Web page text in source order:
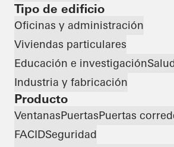
Tipo de edificio
Oficinas y administración
Viviendas particulares
Educación e investigación
Industria y fabricación
Producto
VentanasPuertasPuertas
FACIDSeguridad